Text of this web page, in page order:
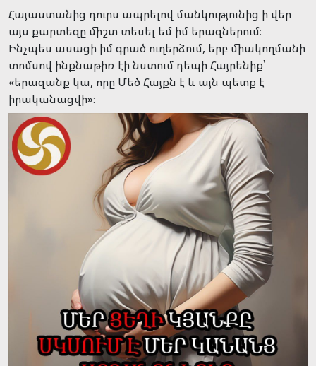
Հայաստանից դուրս ապրելով մանկությունից ի վեր
այս քարտեզը միշտ տեսել եմ իմ երազներում։
Ինչպես ասացի իմ գրած ուղերձում, երբ միակողմանի
տոմսով ինքնաթիռ էի նստում դեպի Հայրենիք՝
«երազանք կա, որը Մեծ Հայքն է և այն պետք է
իրականացվի»։